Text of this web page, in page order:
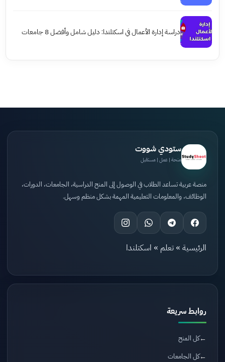
دراسة إدارة الأعمال في اسكتلندا: دليل شامل وأفضل 8 جامعات
ستودي شووت
منحة | عمل | مستقبل
منصة عربية تساعد الطلاب في الوصول إلى المنح الدراسية، الجامعات، الدورات،
الوظائف، والمعلومات التعليمية المهمة بشكل منظم وسهل.
الرئيسية » تعلم » اسكتلندا
روابط سريعة
كل المنح
كل الجامعات